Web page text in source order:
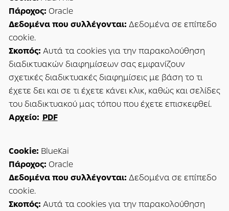
Πάροχος: Oracle
Δεδομένα που συλλέγονται: Δεδομένα σε επίπεδο
cookie.
Σκοπός: Αυτά τα cookies για την παρακολούθηση
διαδικτυακών διαφημίσεων σας εμφανίζουν
σχετικές διαδικτυακές διαφημίσεις με βάση το τι
έχετε δει και σε τι έχετε κάνει κλικ, καθώς και σελίδες
του διαδικτυακού μας τόπου που έχετε επισκεφθεί.
Αρχείο: PDF
Cookie: BlueKai
Πάροχος: Oracle
Δεδομένα που συλλέγονται: Δεδομένα σε επίπεδο
cookie.
Σκοπός: Αυτά τα cookies για την παρακολούθηση